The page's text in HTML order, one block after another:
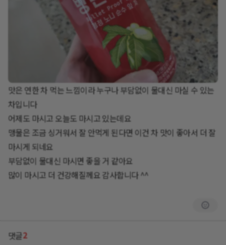
맛은 연한 차 먹는 느낌이라 누구나 부담없이 물대신 마실 수 있는
차입니다
어제도 마시고 오늘도 마시고 있는데요
맹물은 조금 싱거워서 잘 안먹게 된다면 이건 차 맛이 좋아서 더 잘
마시게 되네요
부담없이 물대신 마시면 좋을 거 같아요
많이 마시고 더 건강해질께요 감사합니다 ^^
댓글2